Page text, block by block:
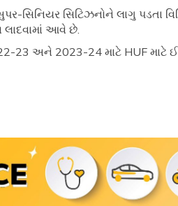
સિનિયર સિટિઝનોને લાગુ પડતા
લાદવામાં આવે છે.
23 અને 2023-24 માટે HUF